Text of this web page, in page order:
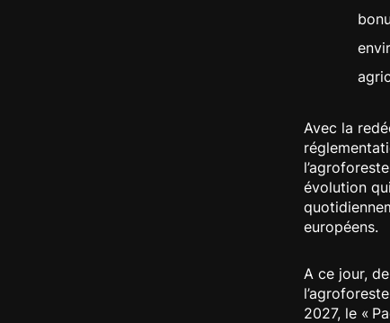
Avec la
évolution
européens.
A ce jour,
2027, le «